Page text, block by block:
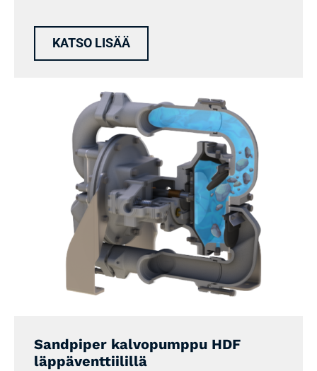
KATSO LISÄÄ
Sandpiper kalvopumppu HDF
läppäventtiilillä